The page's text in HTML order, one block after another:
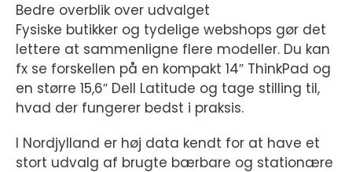
Bedre overblik over udvalget
Fysiske butikker og tydelige webshops gør det
lettere at sammenligne flere modeller. Du kan
fx se forskellen på en kompakt 14″ ThinkPad og
en større 15,6″ Dell Latitude og tage stilling til,
hvad der fungerer bedst i praksis.
I Nordjylland er høj data kendt for at have et
stort udvalg af brugte bærbare og stationære